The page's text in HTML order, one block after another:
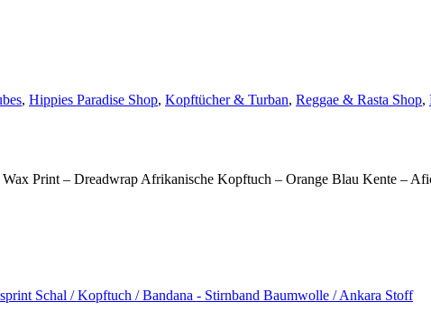
, Hippies Paradise Shop, Kopftücher & Turban, Reggae & Rasta Shop,
Print – Dreadwrap Afrikanische Kopftuch – Orange Blau Kente –